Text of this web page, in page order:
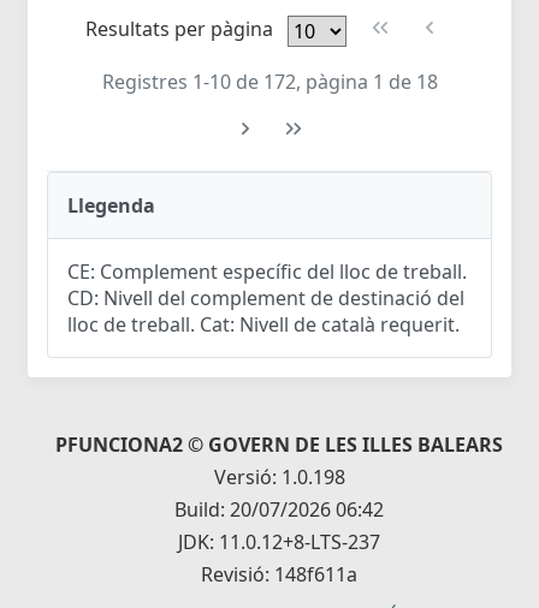
Resultats per pàgina
Registres 1-10 de 172, pàgina 1 de 18
Llegenda
CE: Complement específic del lloc de treball.
CD: Nivell del complement de destinació del
lloc de treball. Cat: Nivell de català requerit.
PFUNCIONA2 © GOVERN DE LES ILLES BALEARS
Versió: 1.0.198
Build: 20/07/2026 06:42
JDK: 11.0.12+8-LTS-237
Revisió: 148f611a